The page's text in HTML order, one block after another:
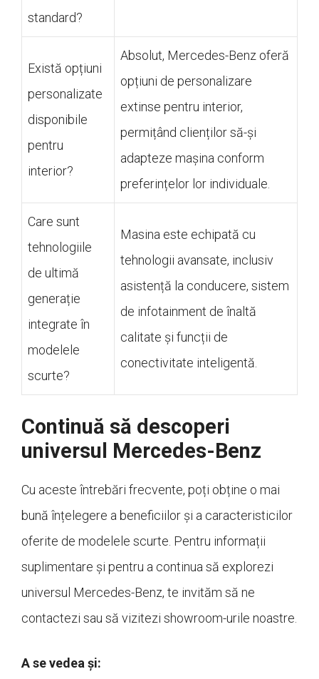
standard?
Există opțiuni
personalizate
disponibile
pentru
interior?
Absolut, Mercedes-Benz oferă
opțiuni de personalizare
extinse pentru interior,
permițând clienților să-și
adapteze mașina conform
preferințelor lor individuale.
Care sunt
tehnologiile
de ultimă
generație
integrate în
modelele
scurte?
Masina este echipată cu
tehnologii avansate, inclusiv
asistență la conducere, sistem
de infotainment de înaltă
calitate și funcții de
conectivitate inteligentă.
Continuă să descoperi
universul Mercedes-Benz
Cu aceste întrebări frecvente, poți obține o mai
bună înțelegere a beneficiilor și a caracteristicilor
oferite de modelele scurte. Pentru informații
suplimentare și pentru a continua să explorezi
universul Mercedes-Benz, te invităm să ne
contactezi sau să vizitezi showroom-urile noastre.
A se vedea și: